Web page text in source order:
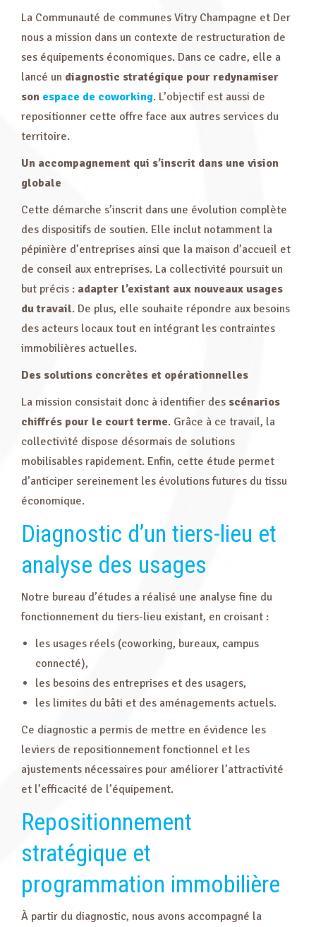
La Communauté de communes Vitry Champagne et Der
nous a mission dans un contexte de restructuration de
ses équipements économiques. Dans ce cadre, elle a
lancé un diagnostic stratégique pour redynamiser
son espace de coworking. L’objectif est aussi de
repositionner cette offre face aux autres services du
territoire.
Un accompagnement qui s’inscrit dans une vision
globale
Cette démarche s’inscrit dans une évolution complète
des dispositifs de soutien. Elle inclut notamment la
pépinière d’entreprises ainsi que la maison d’accueil et
de conseil aux entreprises. La collectivité poursuit un
but précis : adapter l’existant aux nouveaux usages
du travail. De plus, elle souhaite répondre aux besoins
des acteurs locaux tout en intégrant les contraintes
immobilières actuelles.
Des solutions concrètes et opérationnelles
La mission consistait donc à identifier des scénarios
chiffrés pour le court terme. Grâce à ce travail, la
collectivité dispose désormais de solutions
mobilisables rapidement. Enfin, cette étude permet
d’anticiper sereinement les évolutions futures du tissu
économique.
Diagnostic d’un tiers-lieu et
analyse des usages
Notre bureau d’études a réalisé une analyse fine du
fonctionnement du tiers-lieu existant, en croisant :
les usages réels (coworking, bureaux, campus
connecté),
les besoins des entreprises et des usagers,
les limites du bâti et des aménagements actuels.
Ce diagnostic a permis de mettre en évidence les
leviers de repositionnement fonctionnel et les
ajustements nécessaires pour améliorer l’attractivité
et l’efficacité de l’équipement.
Repositionnement
stratégique et
programmation immobilière
À partir du diagnostic, nous avons accompagné la